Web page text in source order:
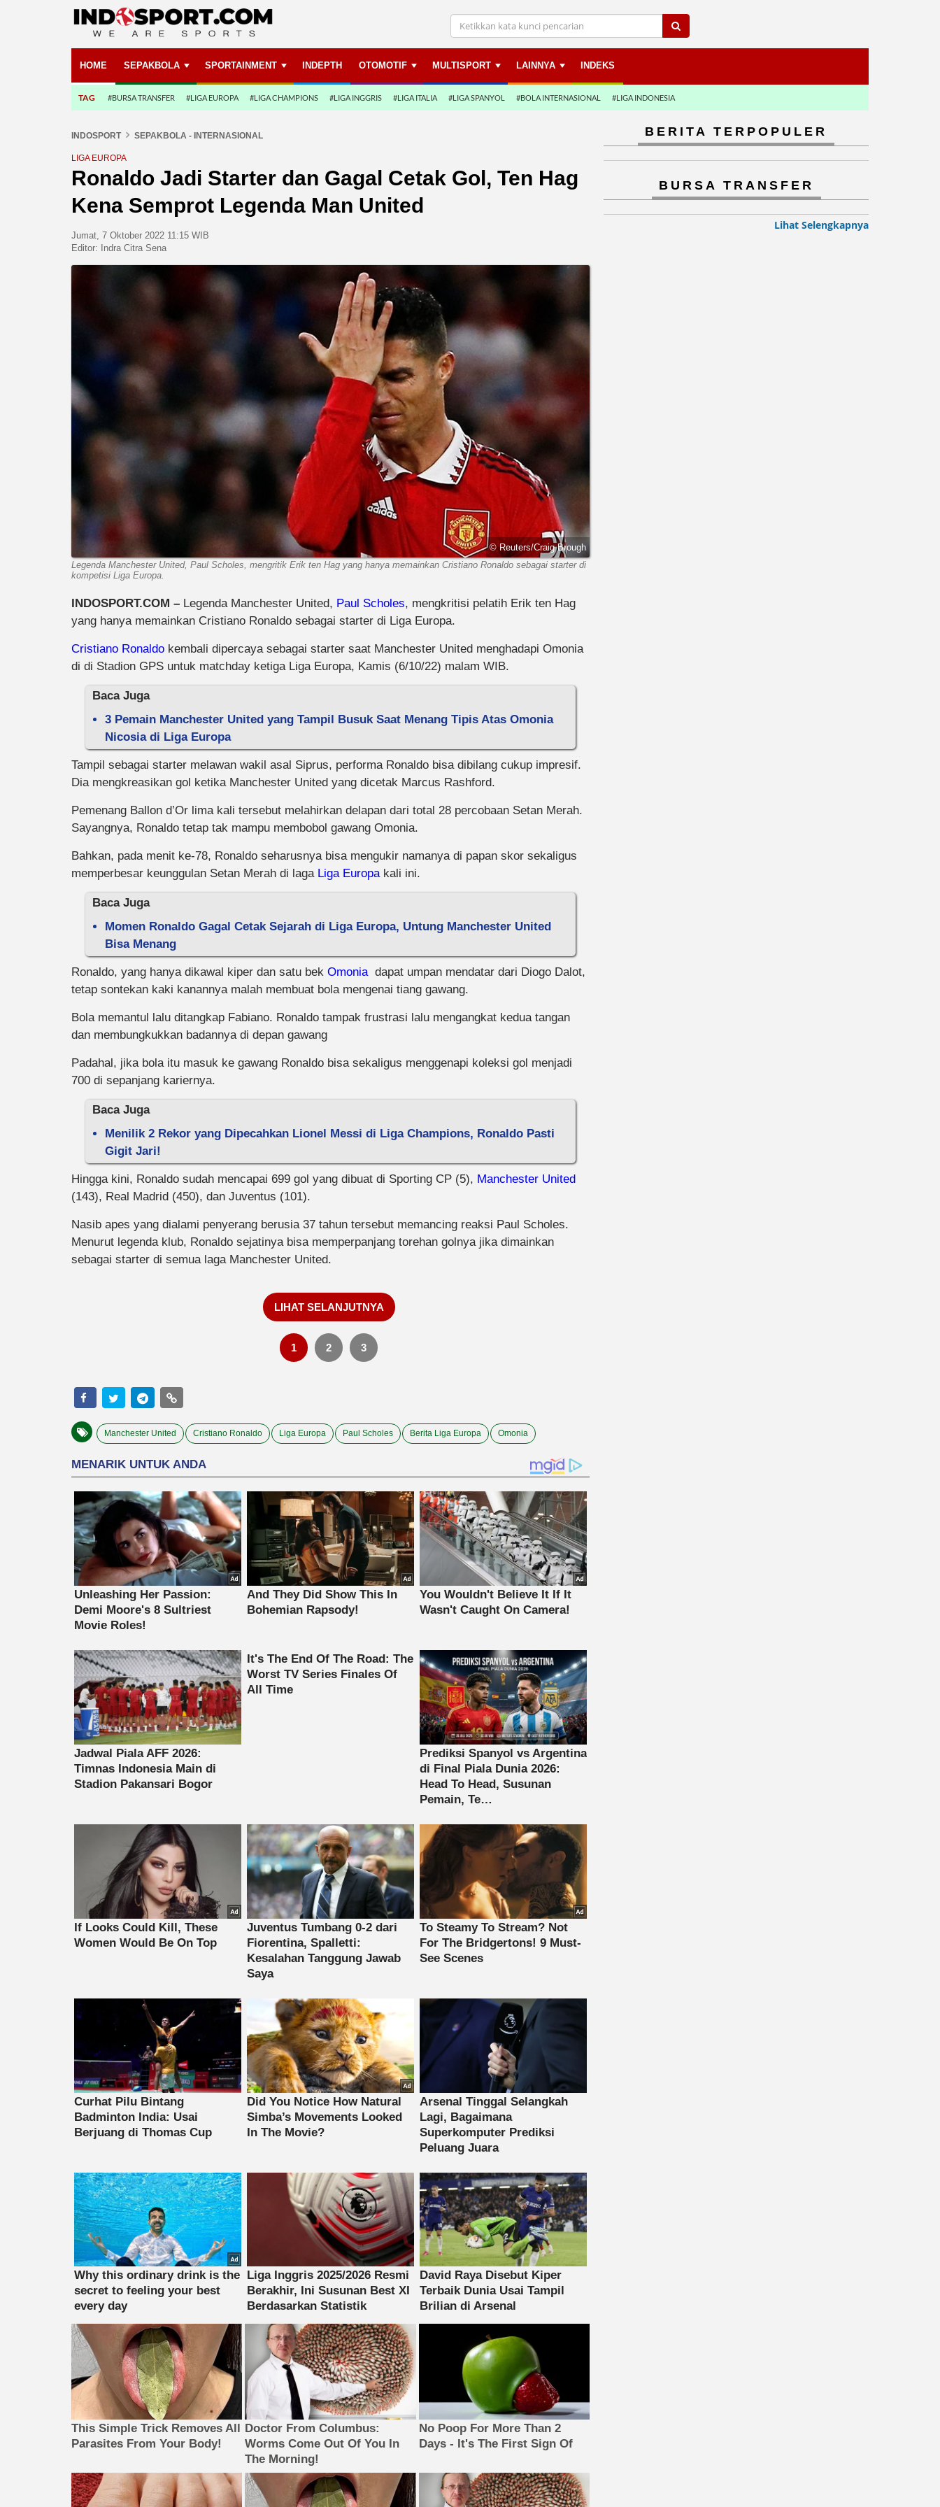
HOME SEPAKBOLA SPORTAINMENT INDEPTH OTOMOTIF MULTISPORT LAINNYA INDEKS
TAG #BURSA TRANSFER #LIGA EUROPA #LIGA CHAMPIONS #LIGA INGGRIS #LIGA ITALIA #LIGA SPANYOL #BOLA INTERNASIONAL #LIGA INDONESIA
INDOSPORT SEPAKBOLA - INTERNASIONAL
LIGA EUROPA
Ronaldo Jadi Starter dan Gagal Cetak Gol, Ten Hag
Kena Semprot Legenda Man United
Jumat, 7 Oktober 2022 11:15 WIB
Editor:
Indra Citra Sena
© Reuters/Craig Brough
Legenda Manchester United, Paul Scholes, mengritik Erik ten Hag yang hanya memainkan Cristiano Ronaldo sebagai starter di
kompetisi Liga Europa.
INDOSPORT.COM – Legenda Manchester United, Paul Scholes, mengkritisi pelatih Erik ten Hag
yang hanya memainkan Cristiano Ronaldo sebagai starter di Liga Europa.
Cristiano Ronaldo kembali dipercaya sebagai starter saat Manchester United menghadapi Omonia
di di Stadion GPS untuk matchday ketiga Liga Europa, Kamis (6/10/22) malam WIB.
Baca Juga
3 Pemain Manchester United yang Tampil Busuk Saat Menang Tipis Atas Omonia
Nicosia di Liga Europa
Tampil sebagai starter melawan wakil asal Siprus, performa Ronaldo bisa dibilang cukup impresif.
Dia mengkreasikan gol ketika Manchester United yang dicetak Marcus Rashford.
Pemenang Ballon d’Or lima kali tersebut melahirkan delapan dari total 28 percobaan Setan Merah.
Sayangnya, Ronaldo tetap tak mampu membobol gawang Omonia.
Bahkan, pada menit ke-78, Ronaldo seharusnya bisa mengukir namanya di papan skor sekaligus
memperbesar keunggulan Setan Merah di laga Liga Europakali ini.
Baca Juga
Momen Ronaldo Gagal Cetak Sejarah di Liga Europa, Untung Manchester United
Bisa Menang
Ronaldo, yang hanya dikawal kiper dan satu bek Omoniadapat umpan mendatar dari Diogo Dalot,
tetap sontekan kaki kanannya malah membuat bola mengenai tiang gawang.
Bola memantul lalu ditangkap Fabiano. Ronaldo tampak frustrasi lalu mengangkat kedua tangan
dan membungkukkan badannya di depan gawang
Padahal, jika bola itu masuk ke gawang Ronaldo bisa sekaligus menggenapi koleksi gol menjadi
700 di sepanjang kariernya.
Baca Juga
Menilik 2 Rekor yang Dipecahkan Lionel Messi di Liga Champions, Ronaldo Pasti
Gigit Jari!
Hingga kini, Ronaldo sudah mencapai 699 gol yang dibuat di Sporting CP (5), Manchester United
(143), Real Madrid (450), dan Juventus (101).
Nasib apes yang dialami penyerang berusia 37 tahun tersebut memancing reaksi Paul Scholes.
Menurut legenda klub, Ronaldo sejatinya bisa memperpanjang torehan golnya jika dimainkan
sebagai starter di semua laga Manchester United.
LIHAT SELANJUTNYA
1 2 3
Manchester United Cristiano Ronaldo Liga Europa Paul Scholes Berita Liga Europa Omonia
This Simple Trick Removes All
Parasites From Your Body!
Doctor From Columbus:
Worms Come Out Of You In
The Morning!
No Poop For More Than 2
Days - It's The First Sign Of
BERITA TERPOPULER
BURSA TRANSFER
Lihat Selengkapnya